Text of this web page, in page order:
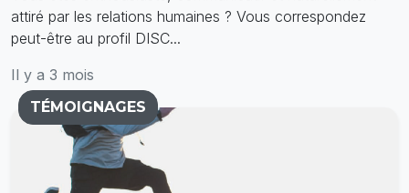
attiré par les relations humaines ? Vous correspondez
peut-être au profil DISC...
Il y a 3 mois
TÉMOIGNAGES